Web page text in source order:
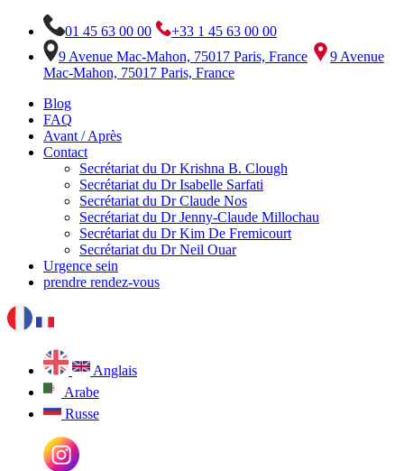
01 45 63 00 00
+33 1 45 63 00 00
9 Avenue Mac-Mahon, 75017 Paris, France
9 Avenue
Mac-Mahon, 75017 Paris, France
Blog
FAQ
Avant / Après
Contact
Secrétariat du Dr Krishna B. Clough
Secrétariat du Dr Isabelle Sarfati
Secrétariat du Dr Claude Nos
Secrétariat du Dr Jenny-Claude Millochau
Secrétariat du Dr Kim De Fremicourt
Secrétariat du Dr Neil Ouar
Urgence sein
prendre rendez-vous
Anglais
Arabe
Russe